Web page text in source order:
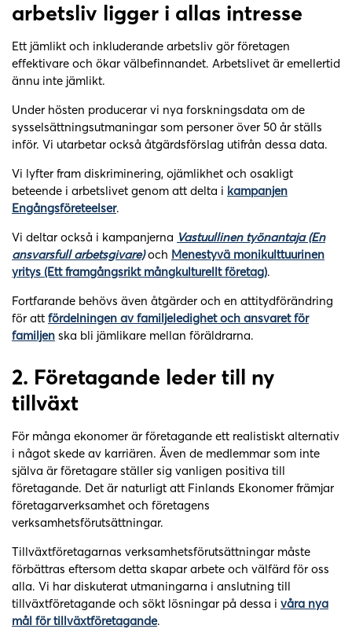
arbetsliv ligger i allas intresse
Ett jämlikt och inkluderande arbetsliv gör företagen
effektivare och ökar välbefinnandet. Arbetslivet är emellertid
ännu inte jämlikt.
Under hösten producerar vi nya forskningsdata om de
sysselsättningsutmaningar som personer över 50 år ställs
inför. Vi utarbetar också åtgärdsförslag utifrån dessa data.
Vi lyfter fram diskriminering, ojämlikhet och osakligt
beteende i arbetslivet genom att delta i kampanjen
Engångsföreteelser.
Vi deltar också i kampanjerna Vastuullinen työnantaja (En
ansvarsfull arbetsgivare) och Menestyvä monikulttuurinen
yritys (Ett framgångsrikt mångkulturellt företag).
Fortfarande behövs även åtgärder och en attitydförändring
för att fördelningen av familjeledighet och ansvaret för
familjen ska bli jämlikare mellan föräldrarna.
2. Företagande leder till ny
tillväxt
För många ekonomer är företagande ett realistiskt alternativ
i något skede av karriären. Även de medlemmar som inte
själva är företagare ställer sig vanligen positiva till
företagande. Det är naturligt att Finlands Ekonomer främjar
företagarverksamhet och företagens
verksamhetsförutsättningar.
Tillväxtföretagarnas verksamhetsförutsättningar måste
förbättras eftersom detta skapar arbete och välfärd för oss
alla. Vi har diskuterat utmaningarna i anslutning till
tillväxtföretagande och sökt lösningar på dessa i våra nya
mål för tillväxtföretagande.